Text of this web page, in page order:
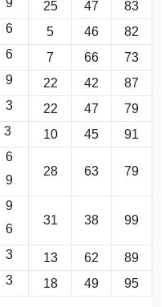
9 25 47
83
6 5 46 82
6 7 66
73
9 22 42 87
3 22 47
79
3 10 45 91
6
9
28 63 79
9
6
31 38 99
3 13 62
89
3 18 49 95